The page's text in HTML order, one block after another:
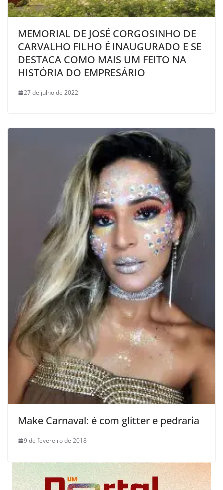
MEMORIAL DE JOSÉ CORGOSINHO DE
CARVALHO FILHO É INAUGURADO E SE
DESTACA COMO MAIS UM FEITO NA
HISTÓRIA DO EMPRESÁRIO
27 de julho de 2022
Make Carnaval: é com glitter e pedraria
9 de fevereiro de 2018